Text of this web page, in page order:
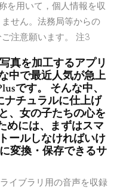
を用いて，個人情報を収
せん。法務局等からの
注意願います。 注3
真を加工するアプリ
中で最近人気が急上
です。 そんな中、
ナチュラルに仕上げ
、女の子たちの心を
めには、まずはスマ
ールしなければいけ
変換・保存できるサ
イブラリ用の音声を収録